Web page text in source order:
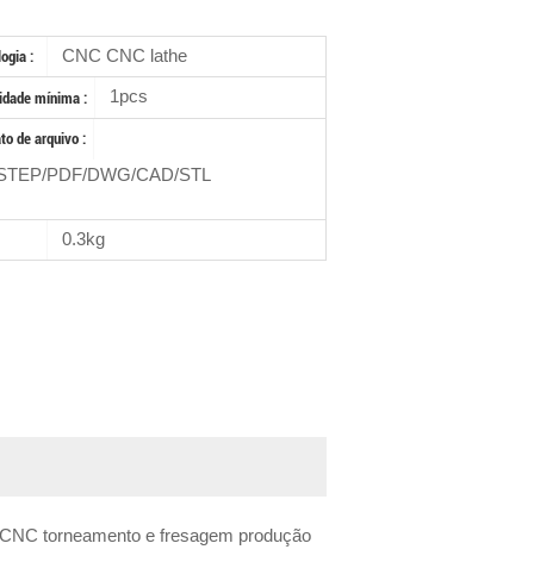
: CNC CNC lathe
mínima : 1pcs
de arquivo :
PDF/DWG/CAD/STL
0.3kg
torneamento e fresagem produção